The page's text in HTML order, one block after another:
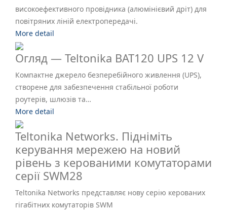
високоефективного провідника (алюмінієвий дріт) для
повітряних ліній електропередачі.
More detail
Огляд — Teltonika BAT120 UPS 12 V
Компактне джерело безперебійного живлення (UPS),
створене для забезпечення стабільної роботи
роутерів, шлюзів та…
More detail
Teltonika Networks. Підніміть
керування мережею на новий
рівень з керованими комутаторами
серії SWM28
Teltonika Networks представляє нову серію керованих
гігабітних комутаторів SWM